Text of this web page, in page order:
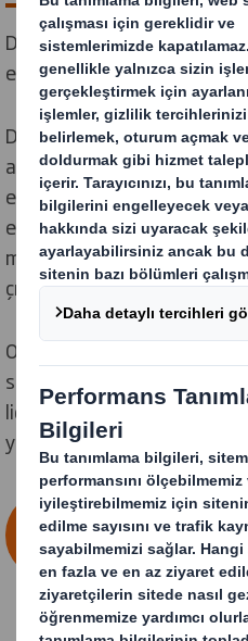
Düşük karbonlu, döngüsel
etmek için bugün harekete
DS Smith'te sürdürülebilirlik,
ayrılmaz bir parçasıdır ve
ekonomi yaratmaya
etkiye sahip olabiliriz. Bu, on
müşterilerimiz ve çalışma
çıktığımız bir yolculuk.
Ocak 2025'teInternational
sürdürülebilir ambalaj
lider oluşturduk. Birlikte
yaratmaya kararlıyız.
KOMBINASYON
BILGI EDININ